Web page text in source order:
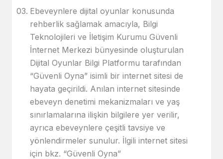
Ebeveynlere dijital oyunlar konusunda
rehberlik sağlamak amacıyla, Bilgi
Teknolojileri ve İletişim Kurumu Güvenli
İnternet Merkezi bünyesinde oluşturulan
Dijital Oyunlar Bilgi Platformu tarafından
“Güvenli Oyna” isimli bir internet sitesi de
hayata geçirildi. Anılan internet sitesinde
ebeveyn denetimi mekanizmaları ve yaş
sınırlamalarına ilişkin bilgilere yer verilir,
ayrıca ebeveynlere çeşitli tavsiye ve
yönlendirmeler sunulur. İlgili internet sitesi
için bkz. “Güvenli Oyna”